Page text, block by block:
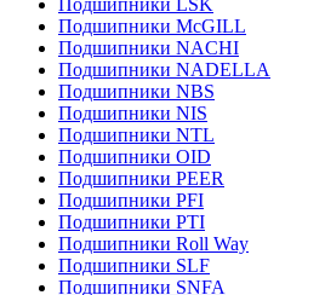
Подшипники LSK
Подшипники McGILL
Подшипники NACHI
Подшипники NADELLA
Подшипники NBS
Подшипники NIS
Подшипники NTL
Подшипники OID
Подшипники PEER
Подшипники PFI
Подшипники PTI
Подшипники Roll Way
Подшипники SLF
Подшипники SNFA